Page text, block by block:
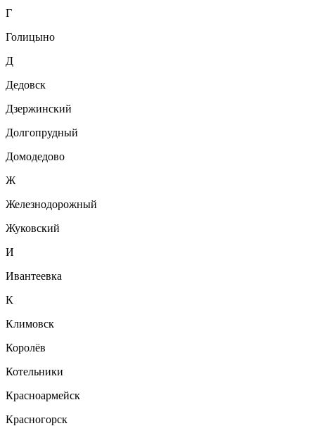
Г
Голицыно
Д
Дедовск
Дзержинский
Долгопрудный
Домодедово
Ж
Железнодорожный
Жуковский
И
Ивантеевка
К
Климовск
Королёв
Котельники
Красноармейск
Красногорск